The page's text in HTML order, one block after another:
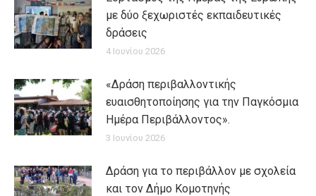
με δύο ξεχωριστές εκπαιδευτικές
δράσεις
4 Ιουνίου 2026
«Δράση περιβαλλοντικής
ευαισθητοποίησης για την Παγκόσμια
Ημέρα Περιβάλλοντος».
3 Ιουνίου 2026
Δράση για το περιβάλλον με σχολεία
και τον Δήμο Κομοτηνής